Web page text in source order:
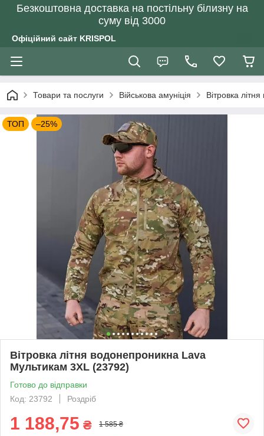
Безкоштовна доставка на постільну білизну на
суму від 3000
Офіційний сайт KRISPOL
Товари та послуги Військова амуніція Вітровка
ТОП –25%
Вітровка літня водонепроникна Lava
Мультикам 3XL (23792)
Готово до відправки
Код: 23792
Роздріб
1 188,75 ₴ 1 585 ₴